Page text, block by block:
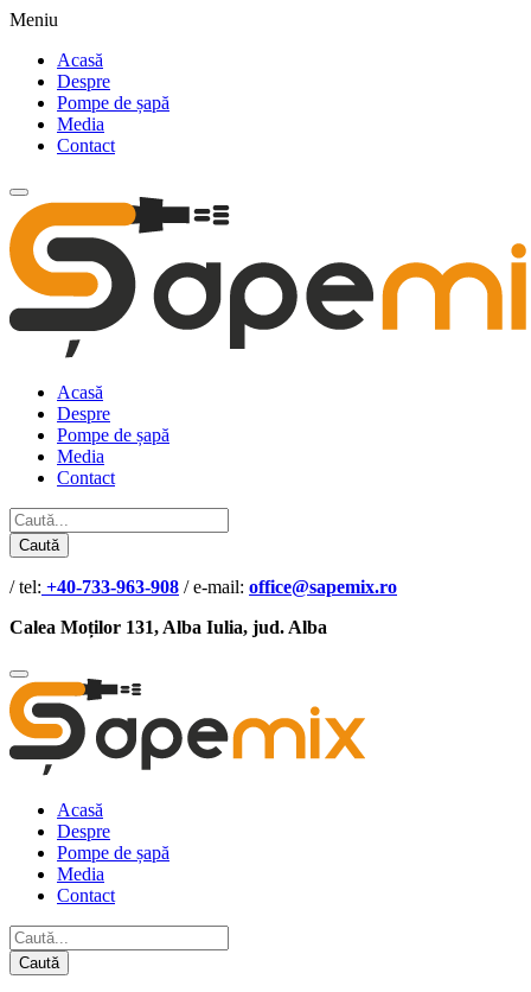
Meniu
Acasă
Despre
Pompe de șapă
Media
Contact
Acasă
Despre
Pompe de șapă
Media
Contact
Caută
/ tel: +40-733-963-908 / e-mail: office@sapemix.ro
Calea Moților 131, Alba Iulia, jud. Alba
Acasă
Despre
Pompe de șapă
Media
Contact
Caută